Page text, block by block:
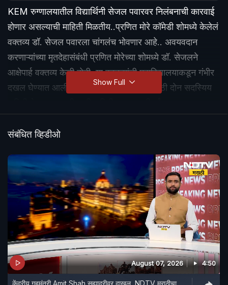
KEM रुग्णालयातील विद्यार्थिनी सेजल पवारवर निलंबनाची कारवाई
होणार असल्याची माहिती मिळतीय..प्रणित मोरे कॉमेडी शोमध्ये केलेलं
वक्तव्य डॉ. सेजल पवारला चांगलंच भोवणार आहे.. अवयवदान
करणाऱ्यांच्या मृतदेहासंबंधी प्रणित मोरेच्या शोमध्ये डॉ. सेजलने
आक्षेपार्ह वक्तव्य केली होती. या वक्तव्यांची महाविद्यालयाकडून गंभीर
दखल घेण्यात आली संपूर्ण प्रकरणाच्या चौकशीसाठी दोन सदस्यिय
Show Full
संबंधित व्हिडीओ
August 07, 2026 4:50
केंद्रीय गृहमंत्री Amit Shah सह्याद्रीवर दाखल, NDTV मराठीचा